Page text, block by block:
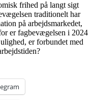
frihed på langt sigt
traditionelt har
på arbejdsmarkedet,
er fagbevægelsen i 2024
er forbundet med